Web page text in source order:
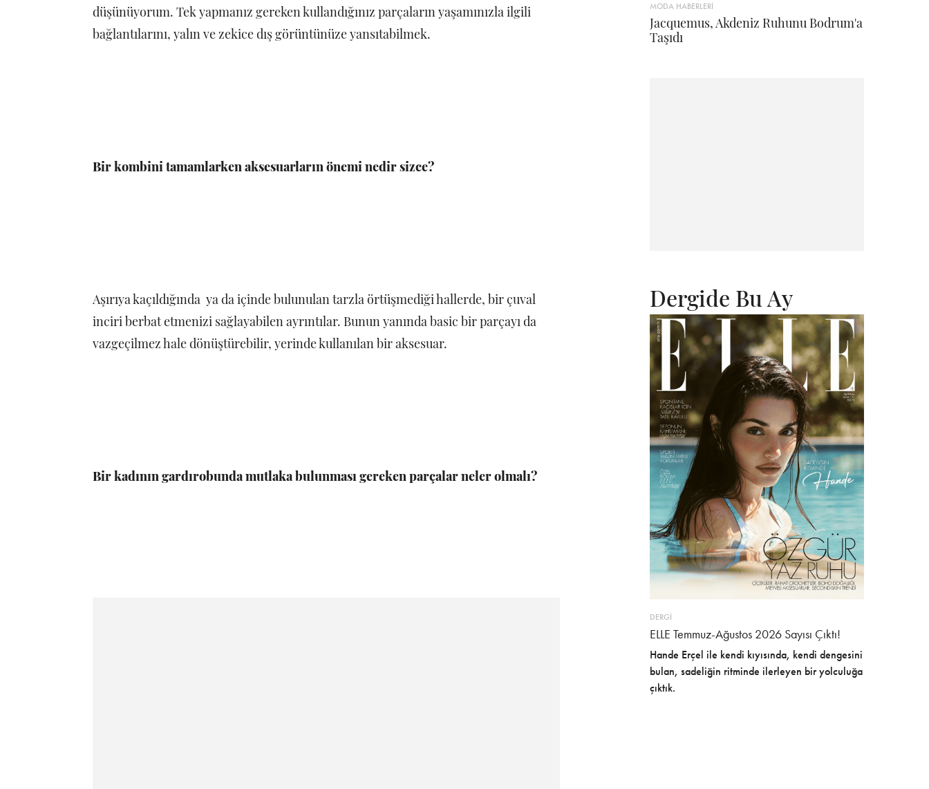
düşünüyorum. Tek yapmanız gereken kullandığınız parçaların yaşamınızla ilgili
bağlantılarını, yalın ve zekice dış görüntünüze yansıtabilmek.
Bir kombini tamamlarken aksesuarların önemi nedir sizce?
Aşırıya kaçıldığında ya da içinde bulunulan tarzla örtüşmediği hallerde, bir çuval
inciri berbat etmenizi sağlayabilen ayrıntılar. Bunun yanında basic bir parçayı da
vazgeçilmez hale dönüştürebilir, yerinde kullanılan bir aksesuar.
Bir kadının gardırobunda mutlaka bulunması gereken parçalar neler olmalı?
MODA HABERLERİ
Jacquemus, Akdeniz Ruhunu Bodrum'a
Taşıdı
Dergide Bu Ay
DERGİ
ELLE Temmuz-Ağustos 2026 Sayısı Çıktı!
Hande Erçel ile kendi kıyısında, kendi dengesini
bulan, sadeliğin ritminde ilerleyen bir yolculuğa
çıktık.